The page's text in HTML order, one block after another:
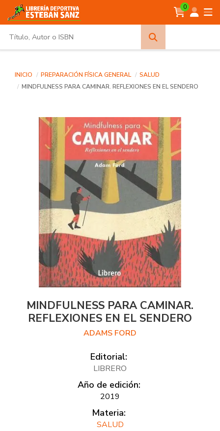
0
INICIO PREPARACIÓN FÍSICA GENERAL
SALUD
MINDFULNESS PARA CAMINAR. REFLEXIONES EN EL SENDERO
MINDFULNESS PARA CAMINAR.
REFLEXIONES EN EL SENDERO
ADAMS FORD
Editorial:
LIBRERO
Año de edición:
2019
Materia:
SALUD